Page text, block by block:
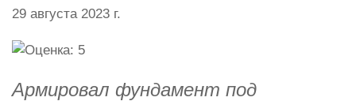
29 августа 2023 г.
Армировал фундамент под